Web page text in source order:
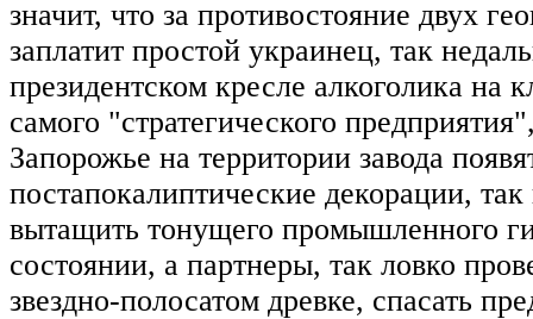
значит, что за противостояние двух
заплатит простой украинец, так
президентском кресле алкоголика на
самого "стратегического
Запорожье на территории завода
постапокалиптические декорации,
вытащить тонущего промышленного
состоянии, а партнеры, так ловко
звездно-полосатом древке, спасать